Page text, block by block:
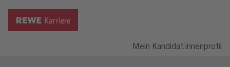
Mein Kandidat:innenprofil